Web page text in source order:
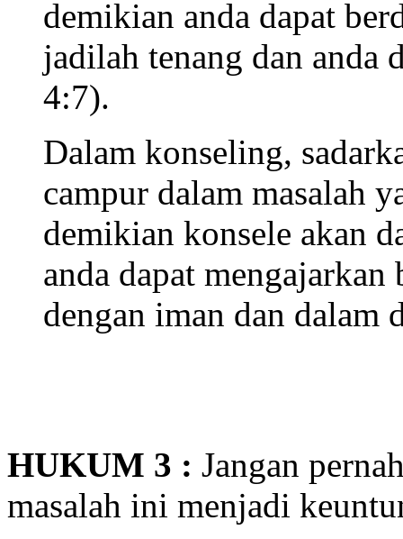
demikian anda dapat
jadilah tenang dan anda
4:7).
Dalam konseling,
campur dalam masalah
demikian konsele akan
anda dapat mengajarkan
dengan iman dan dalam
HUKUM 3 : Jangan
masalah ini menjadi